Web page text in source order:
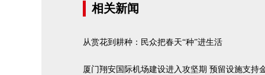
相关新闻
从赏花到耕种：民众把春天“种”进生活
厦门翔安国际机场建设进入攻坚期 预留设施支持